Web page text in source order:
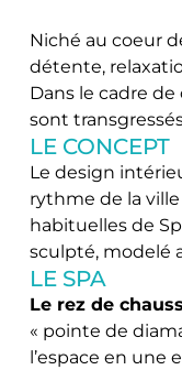
Niché au coeur
détente,
Dans le cadre de
sont
LE CONCEPT
Le design
rythme de la
habituelles de
sculpté, modelé
LE SPA
Le rez de
« pointe de
l’espace en